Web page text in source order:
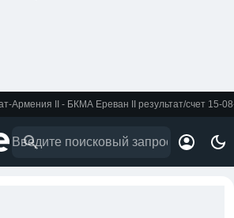
Армения II - БКМА Ереван II результат/счет 15-